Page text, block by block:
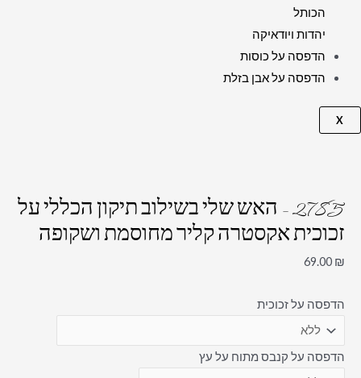
הכותל
יהדות ויודאיקה
הדפסה על כוסות
הדפסה על אבן בזלת
X
2785 – האש שלי בשילוב תיקון הכללי על
זכוכית אקסטרה קליר מחוסמת ושקופה
69.00 ₪
הדפסה על זכוכית
הדפסה על קנבס מתוח על עץ